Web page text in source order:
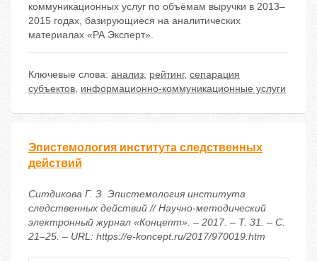
коммуникационных услуг по объёмам выручки в 2013–
2015 годах, базирующиеся на аналитических
материалах «РА Эксперт».
Ключевые слова: анализ, рейтинг, сепарация
субъектов, информационно-коммуникационные услуги
Эпистемология института следственных
действий
Ситдикова Г. З. Эпистемология института
следственных действий // Научно-методический
электронный журнал «Концепт». – 2017. – Т. 31. – С.
21–25. – URL: https://e-koncept.ru/2017/970019.htm